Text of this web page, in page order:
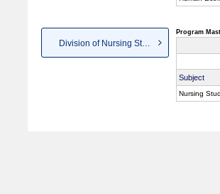
Division of Nursing Studies
Program
Subject
Nursing